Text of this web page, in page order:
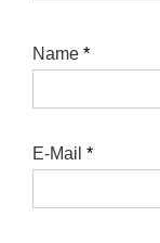
Name *
E-Mail *